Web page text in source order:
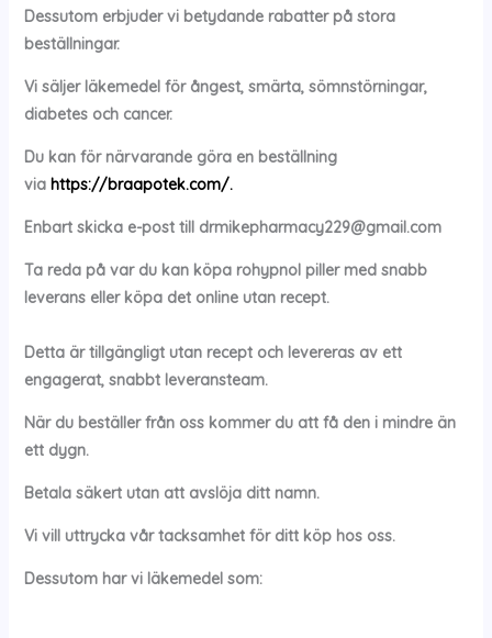
Dessutom erbjuder vi betydande rabatter på stora
beställningar.
Vi säljer läkemedel för ångest, smärta, sömnstörningar,
diabetes och cancer.
Du kan för närvarande göra en beställning
via https://braapotek.com/.
Enbart skicka e-post till drmikepharmacy229@gmail.com
Ta reda på var du kan köpa rohypnol piller med snabb
leverans eller köpa det online utan recept.
Detta är tillgängligt utan recept och levereras av ett
engagerat, snabbt leveransteam.
När du beställer från oss kommer du att få den i mindre än
ett dygn.
Betala säkert utan att avslöja ditt namn.
Vi vill uttrycka vår tacksamhet för ditt köp hos oss.
Dessutom har vi läkemedel som: